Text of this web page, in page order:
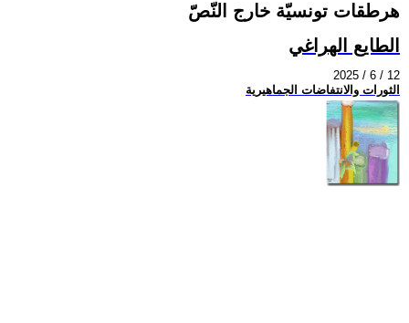
هرطقات تونسيّة خارج النّصّ
الطايع الهراغي
2025 / 6 / 12
الثورات والانتفاضات الجماهيرية